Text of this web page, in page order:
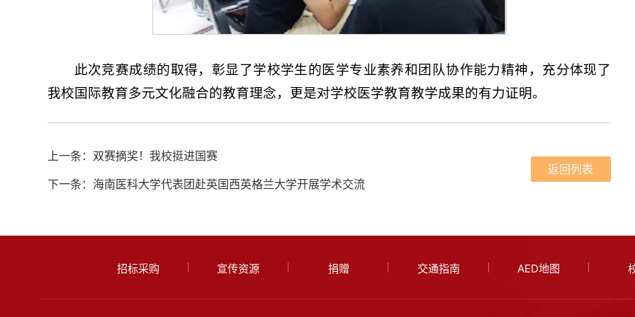
此次竞赛成绩的取得，彰显了学校学生的医学专业素养和团队协作能力精神，充分体现了
我校国际教育多元文化融合的教育理念，更是对学校医学教育教学成果的有力证明。
返回列表
上一条：双赛摘奖！我校挺进国赛
下一条：海南医科大学代表团赴英国西英格兰大学开展学术交流
招标采购 宣传资源 捐赠 交通指南 AED地图